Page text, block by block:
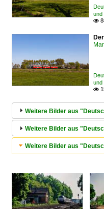
und

und

Weitere Bilder aus
Weitere Bilder aus
Weitere Bilder aus